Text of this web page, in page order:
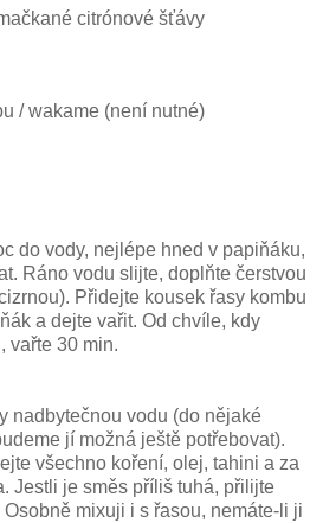
citrónové šťávy
/ wakame (není nutné)
do vody, nejlépe hned v papiňáku,
Ráno vodu slijte, doplňte čerstvou
Přidejte kousek řasy kombu
a dejte vařit. Od chvíle, kdy
vařte 30 min.
nadbytečnou vodu (do nějaké
jí možná ještě potřebovat).
všechno koření, olej, tahini a za
Jestli je směs příliš tuhá, přilijte
mixuji i s řasou, nemáte-li ji